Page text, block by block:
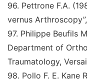
96. Pettrone F.A.
vernus Arthroscopy”,
97. Philippe Beufils
Department of
Traumatology,
98. Pollo F. E. Kane